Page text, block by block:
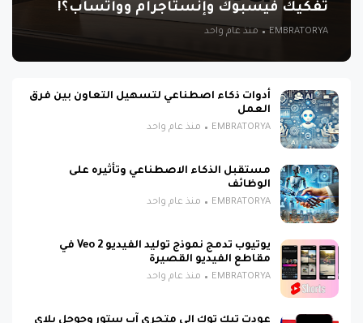
تفكيك فيسبوك وإنستاجرام وواتساب؟!
EMBRATORYA منذ عام واحد
أدوات ذكاء اصطناعي لتسهيل التعاون بين فرق
العمل
EMBRATORYA منذ عام واحد
مستقبل الذكاء الاصطناعي وتأثيره على
الوظائف
EMBRATORYA منذ عام واحد
يوتيوب تدمج نموذج توليد الفيديو Veo 2 في
مقاطع الفيديو القصيرة
EMBRATORYA منذ عام واحد
عودت تيك توك إلى متجري آب ستور وجوجل بلاي